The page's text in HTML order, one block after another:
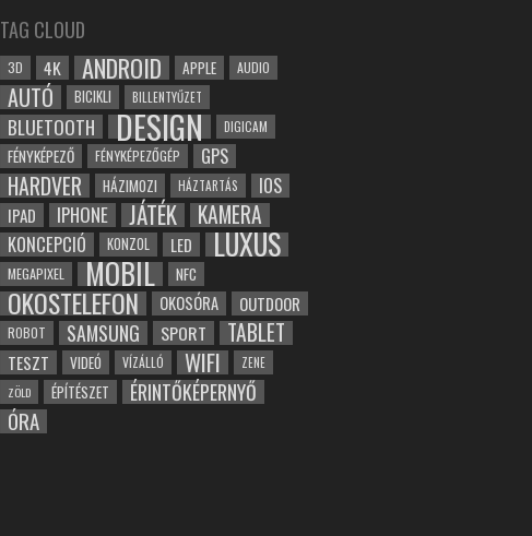
TAG CLOUD
3D 4K ANDROID APPLE AUDIO
AUTÓ BICIKLI BILLENTYŰZET
BLUETOOTH DESIGN DIGICAM
FÉNYKÉPEZŐ FÉNYKÉPEZŐGÉP GPS
HARDVER HÁZIMOZI HÁZTARTÁS IOS
IPAD IPHONE JÁTÉK KAMERA
KONCEPCIÓ KONZOL LED LUXUS
MEGAPIXEL MOBIL NFC
OKOSTELEFON OKOSÓRA OUTDOOR
ROBOT SAMSUNG SPORT TABLET
TESZT VIDEÓ VÍZÁLLÓ WIFI
ZENE
ZÖLD
ÉPÍTÉSZET ÉRINTŐKÉPERNYŐ
ÓRA